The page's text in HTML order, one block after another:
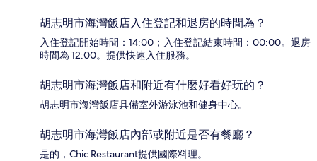
胡志明市海灣飯店入住登記和退房的時間為？
入住登記開始時間：14:00；入住登記結束時間：00:00。退房
時間為 12:00。提供快速入住服務。
胡志明市海灣飯店和附近有什麼好看好玩的？
胡志明市海灣飯店具備室外游泳池和健身中心。
胡志明市海灣飯店內部或附近是否有餐廳？
是的，Chic Restaurant提供國際料理。